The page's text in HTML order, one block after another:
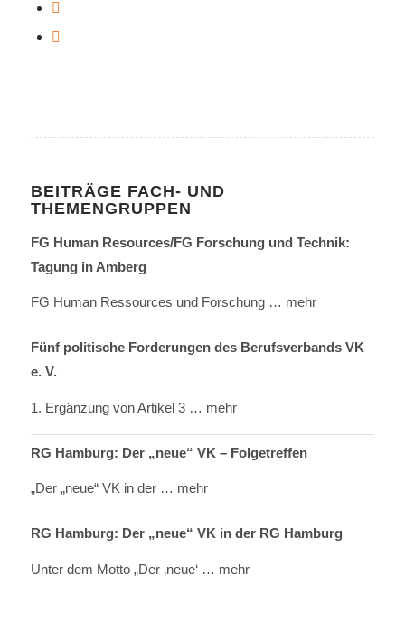
BEITRÄGE FACH- UND
THEMENGRUPPEN
FG Human Resources/FG Forschung und Technik:
Tagung in Amberg
FG Human Ressources und Forschung … mehr
Fünf politische Forderungen des Berufsverbands VK
e. V.
1. Ergänzung von Artikel 3 … mehr
RG Hamburg: Der „neue“ VK – Folgetreffen
„Der „neue“ VK in der … mehr
RG Hamburg: Der „neue“ VK in der RG Hamburg
Unter dem Motto „Der ‚neue‘ … mehr